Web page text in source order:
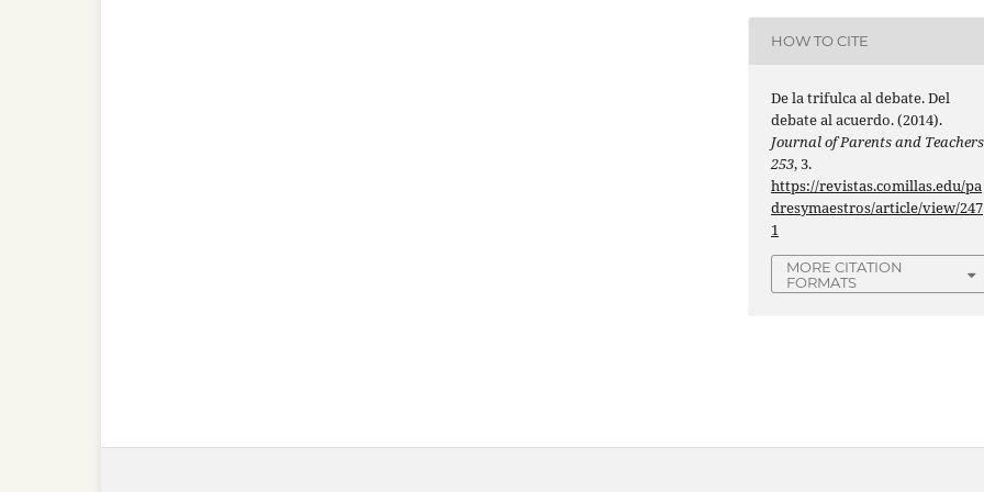
HOW TO CITE
De la trifulca al debate. Del
debate al acuerdo. (2014).
Journal of Parents and Teachers
253, 3.
https://revistas.comillas.edu/pa
dresymaestros/article/view/247
1
MORE CITATION
FORMATS